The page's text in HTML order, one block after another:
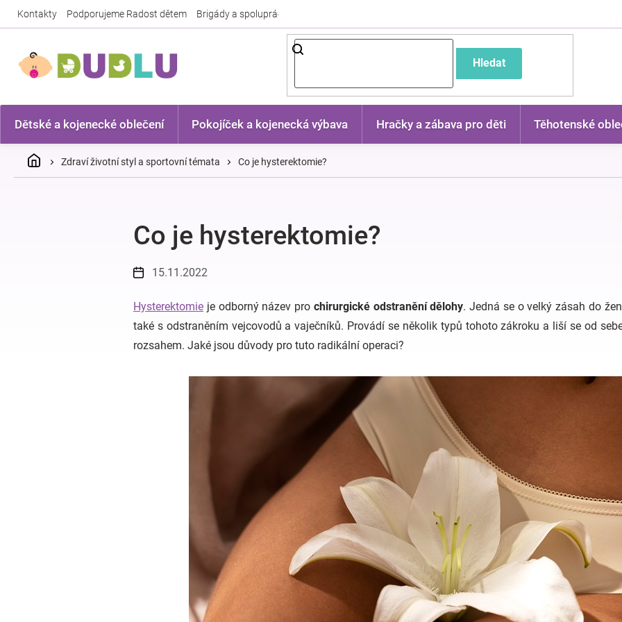
Kontakty Podporujeme Radost dětem Brigády a spolupráce
Hledat
Dětské a kojenecké oblečení Pokojíček a kojenecká výbava Hračky a zábava pro děti Těhotenské
DomůZdraví životní styl a sportovní témata Co je hysterektomie?
Co je hysterektomie?
15.11.2022
Hysterektomie je odborný název pro chirurgické odstranění dělohy. Jedná se o velký zásah do
také s odstraněním vejcovodů a vaječníků. Provádí se několik typů tohoto zákroku a liší se od
rozsahem. Jaké jsou důvody pro tuto radikální operaci?